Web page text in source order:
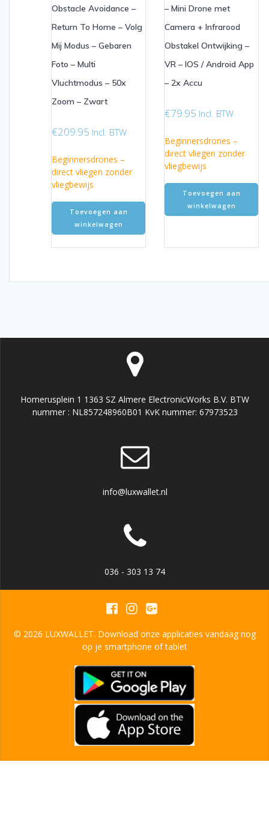
Obstacle Avoidance –
Return To Home – Volg
Mij Modus – Gebaren
Foto – Multi
Vluchtmodus – 50x
Zoom – Zwart
€209.95 Incl. BTW
Beginnersdrones –
direct vliegen zonder
vliegbewijs
Toevoegen aan
winkelwagen
– Mini Drone met
Camera + Infrarood
Obstakel Ontwijking –
VR – IOS / Android App
– 2x Accu
€79.95 Incl. BTW
Beginnersdrones –
direct vliegen zonder
vliegbewijs
Toevoegen aan
winkelwagen
Homerusplein 1 1363 SZ Almere ElectronicWorks B.V. BTW
nummer : NL857248960B01 KvK nummer: 67973523
info@luxwallet.nl
036 - 303 13 74
© 2026 LUXWALLET. Download onze applicaties vandaag nog
op je smartphone of tablet